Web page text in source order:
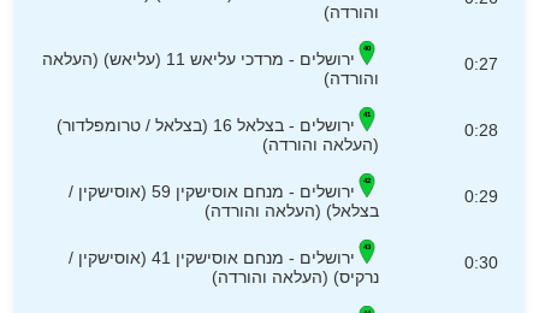
והורדה)
0:27
ירושלים - מרדכי עליאש 11 (עליאש) (העלאה
והורדה)
0:28
ירושלים - בצלאל 16 (בצלאל / טרומפלדור)
(העלאה והורדה)
0:29
ירושלים - מנחם אוסישקין 59 (אוסישקין /
בצלאל) (העלאה והורדה)
0:30
ירושלים - מנחם אוסישקין 41 (אוסישקין /
נרקיס) (העלאה והורדה)